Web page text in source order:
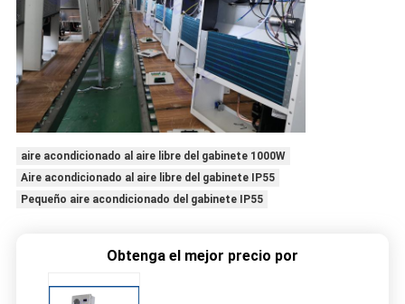
aire acondicionado al aire libre del gabinete 1000W
Aire acondicionado al aire libre del gabinete IP55
Pequeño aire acondicionado del gabinete IP55
Obtenga el mejor precio por